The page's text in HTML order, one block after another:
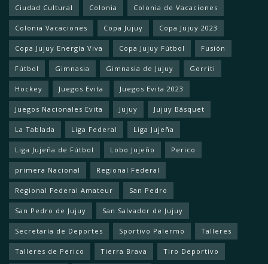
Ciudad Cultural Colonia Colonia de Vacaciones
Colonia Vacaciones Copa Jujuy Copa Jujuy 2023
Copa Jujuy Energía Viva Copa Jujuy Fútbol Fusión
Fútbol Gimnasia Gimnasia de Jujuy Gorriti
Hockey Juegos Evita Juegos Evita 2023
Juegos Nacionales Evita Jujuy Jujuy Básquet
La Tablada Liga Federal Liga Jujeña
Liga Jujeña de Fútbol Lobo Jujeño Perico
primera Nacional Regional Federal
Regional Federal Amateur San Pedro
San Pedro de Jujuy San Salvador de Jujuy
Secretaría de Deportes Sportivo Palermo Talleres
Talleres de Perico Tierra Brava Tiro Deportivo